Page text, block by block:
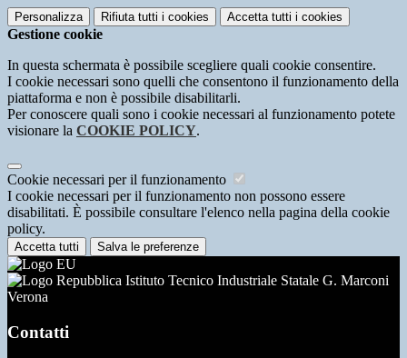
Personalizza Rifiuta tutti i cookies Accetta tutti i cookies
Gestione cookie
In questa schermata è possibile scegliere quali cookie consentire.
I cookie necessari sono quelli che consentono il funzionamento della
piattaforma e non è possibile disabilitarli.
Per conoscere quali sono i cookie necessari al funzionamento potete
visionare la COOKIE POLICY.
Cookie necessari per il funzionamento
I cookie necessari per il funzionamento non possono essere
disabilitati. È possibile consultare l'elenco nella pagina della cookie
policy.
Accetta tutti Salva le preferenze
Istituto Tecnico Industriale Statale G. Marconi
Verona
Contatti